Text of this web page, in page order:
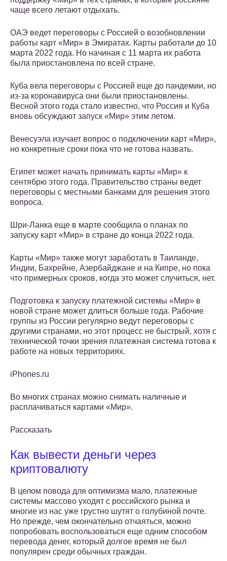
чаще всего летают отдыхать.
ОАЭ ведет переговоры с Россией о возобновлении
работы карт «Мир» в Эмиратах. Карты работали до 10
марта 2022 года. Но начиная с 11 марта их работа
была приостановлена по всей стране.
Куба вела переговоры с Россией еще до пандемии, но
из-за коронавируса они были приостановлены.
Весной этого года стало известно, что Россия и Куба
вновь обсуждают запуск «Мир» этим летом.
Венесуэла изучает вопрос о подключении карт «Мир»,
но конкретные сроки пока что не готова назвать.
Египет может начать принимать карты «Мир» к
сентябрю этого года. Правительство страны ведет
переговоры с местными банками для решения этого
вопроса.
Шри-Ланка еще в марте сообщила о планах по
запуску карт «Мир» в стране до конца 2022 года.
Карты «Мир» также могут заработать в Таиланде,
Индии, Бахрейне, Азербайджане и на Кипре, но пока
что примерных сроков, когда это может случиться, нет.
Подготовка к запуску платежной системы «Мир» в
новой стране может длиться больше года. Рабочие
группы из России регулярно ведут переговоры с
другими странами, но этот процесс не быстрый, хотя с
технической точки зрения платежная система готова к
работе на новых территориях.
iPhones.ru
Во многих странах можно снимать наличные и
расплачиваться картами «Мир».
Рассказать
Как вывести деньги через
криптовалюту
В целом повода для оптимизма мало, платежные
системы массово уходят с российского рынка и
многие из нас уже грустно шутят о голубиной почте.
Но прежде, чем окончательно отчаяться, можно
попробовать воспользоваться еще одним способом
перевода денег, который долгое время не был
популярен среди обычных граждан.